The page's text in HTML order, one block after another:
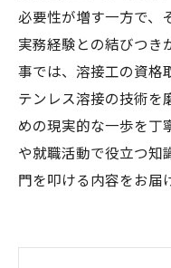
必要性が増す一方で、
実務経験との結びつき
事では、溶接工の資格
テンレス溶接の技術を
めの現実的な一歩を丁
や就職活動で役立つ知
門を叩ける内容をお届